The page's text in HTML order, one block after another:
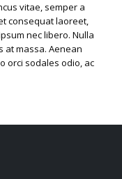
vitae, semper a
consequat laoreet,
nec libero. Nulla
at massa. Aenean
orci sodales odio, ac